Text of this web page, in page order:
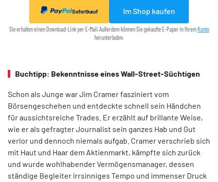
Sofortkauf Im Shop kaufen
Sie erhalten einen Download-Link per E-Mail. Außerdem können Sie gekaufte E-Paper in Ihrem Konto
herunterladen.
Buchtipp: Bekenntnisse eines Wall-Street-Süchtigen
Schon als Junge war Jim Cramer fasziniert vom
Börsengeschehen und entdeckte schnell sein Händchen
für aussichtsreiche Trades. Er erzählt auf brillante Weise,
wie er als gefragter Journalist sein ganzes Hab und Gut
verlor und dennoch niemals aufgab. Cramer verschrieb sich
mit Haut und Haar dem Aktienmarkt, kämpfte sich zurück
und wurde wohlhabender Vermögensmanager, dessen
ständige Begleiter irrsinniges Tempo und immenser Druck